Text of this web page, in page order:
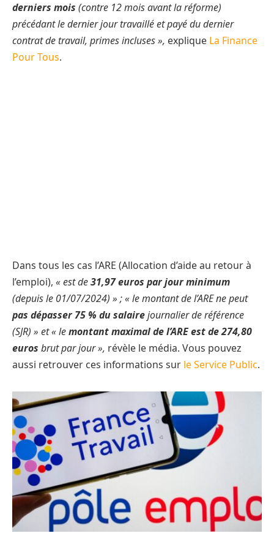
derniers mois (contre 12 mois avant la réforme)
précédant le dernier jour travaillé et payé du dernier
contrat de travail, primes incluses », explique La Finance
Pour Tous.
Dans tous les cas l’ARE (Allocation d’aide au retour à
l’emploi), « est de31,97 euros par jour minimum
(depuis le 01/07/2024) » ; « le montant de l’ARE ne peut
pas dépasser 75 % du salairejournalier de référence
(SJR) » et « lemontant maximal de l’ARE est de 274,80
euros brut par jour », révèle le média. Vous pouvez
aussi retrouver ces informations sur le Service Public.